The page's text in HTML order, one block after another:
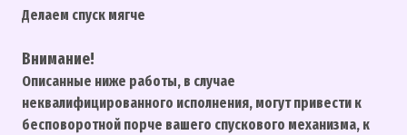
Делаем спуск мягче
Внимание!
Описанные ниже работы, в случае
неквалифицированного исполнения, могут привести к
бесповоротной порче вашего спускового механизма, к